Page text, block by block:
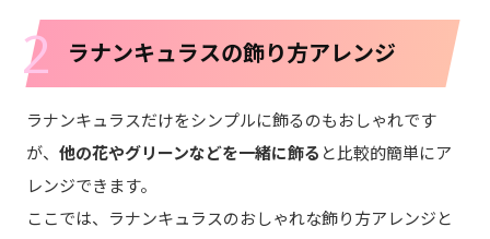
2 ラナンキュラスの飾り方アレンジ
ラナンキュラスだけをシンプルに飾るのもおしゃれです
が、 他の花やグリーンなどを一緒に飾る と比較的簡単にア
レンジできます。
ここでは、ラナンキュラスのおしゃれな飾り方アレンジと